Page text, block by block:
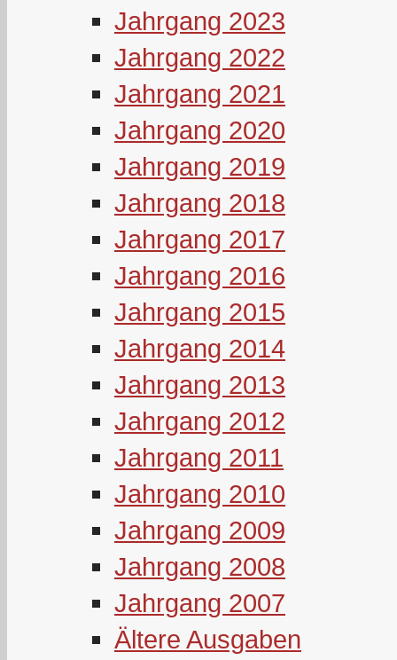
Jahrgang 2023
Jahrgang 2022
Jahrgang 2021
Jahrgang 2020
Jahrgang 2019
Jahrgang 2018
Jahrgang 2017
Jahrgang 2016
Jahrgang 2015
Jahrgang 2014
Jahrgang 2013
Jahrgang 2012
Jahrgang 2011
Jahrgang 2010
Jahrgang 2009
Jahrgang 2008
Jahrgang 2007
Ältere Ausgaben